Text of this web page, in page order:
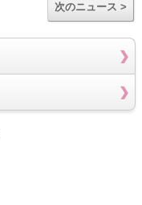
次のニュース >